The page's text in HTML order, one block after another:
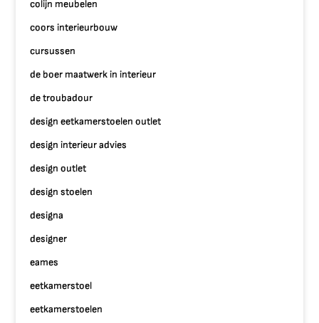
colijn meubelen
coors interieurbouw
cursussen
de boer maatwerk in interieur
de troubadour
design eetkamerstoelen outlet
design interieur advies
design outlet
design stoelen
designa
designer
eames
eetkamerstoel
eetkamerstoelen